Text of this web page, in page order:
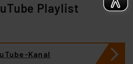
Playlist
Kanal